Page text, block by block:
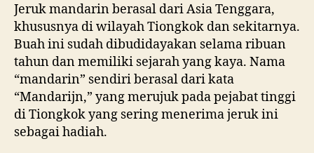
Jeruk mandarin berasal dari Asia Tenggara,
khususnya di wilayah Tiongkok dan sekitarnya.
Buah ini sudah dibudidayakan selama ribuan
tahun dan memiliki sejarah yang kaya. Nama
“mandarin” sendiri berasal dari kata
“Mandarijn,” yang merujuk pada pejabat tinggi
di Tiongkok yang sering menerima jeruk ini
sebagai hadiah.